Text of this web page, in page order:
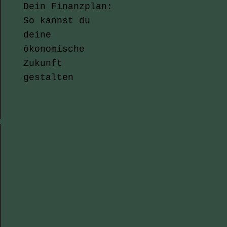
Dein Finanzplan:
So kannst du
deine
ökonomische
Zukunft
gestalten